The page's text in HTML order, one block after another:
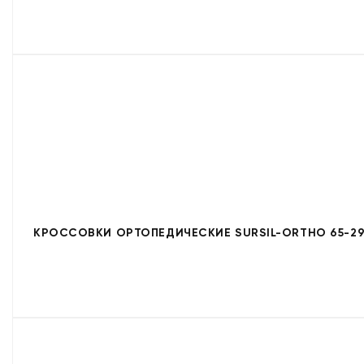
КРОССОВКИ ОРТОПЕДИЧЕСКИЕ SURSIL-ORTHO 65-